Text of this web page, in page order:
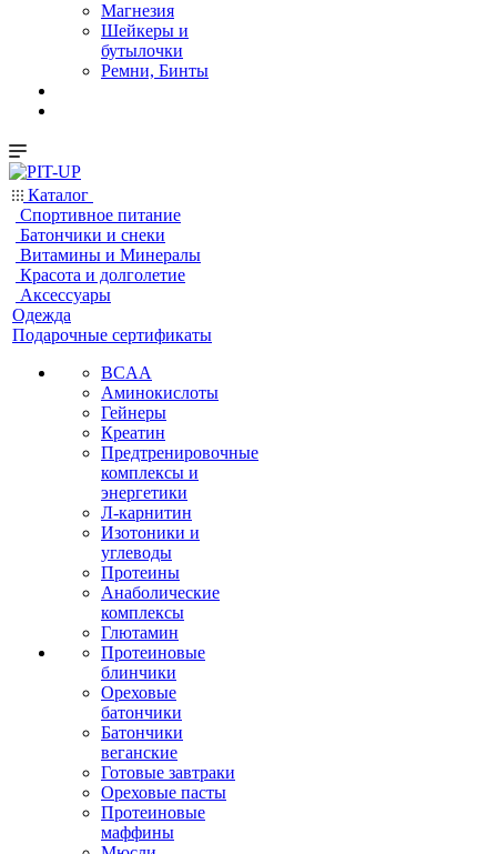
Магнезия
Шейкеры и
бутылочки
Ремни, Бинты
Каталог
Спортивное питание
Батончики и снеки
Витамины и Минералы
Красота и долголетие
Аксессуары
Одежда
Подарочные сертификаты
BCAA
Аминокислоты
Гейнеры
Креатин
Предтренировочные
комплексы и
энергетики
Л-карнитин
Изотоники и
углеводы
Протеины
Анаболические
комплексы
Глютамин
Протеиновые
блинчики
Ореховые
батончики
Батончики
веганские
Готовые завтраки
Ореховые пасты
Протеиновые
маффины